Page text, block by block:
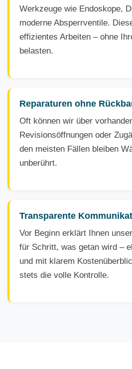
Werkzeuge wie Endoskope,
moderne Absperrventile.
effizientes Arbeiten – ohne
belasten.
Reparaturen ohne
Oft können wir über
Revisionsöffnungen oder
den meisten Fällen bleiben
unberührt.
Transparente
Vor Beginn erklärt Ihnen
für Schritt, was getan wird –
und mit klarem
stets die volle Kontrolle.